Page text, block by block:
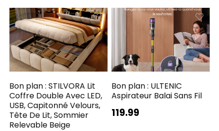
Bon plan : STILVORA Lit
Coffre Double Avec LED,
USB, Capitonné Velours,
Tête De Lit, Sommier
Relevable Beige
Bon plan : ULTENIC
Aspirateur Balai Sans Fil
119.99